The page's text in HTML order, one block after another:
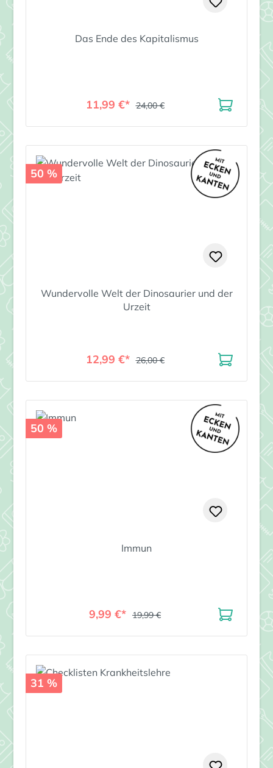
Das Ende des Kapitalismus
11,99 €* 24,00 €
50 %
Wundervolle Welt der Dinosaurier und der
Urzeit
12,99 €* 26,00 €
50 %
Immun
9,99 €* 19,99 €
31 %